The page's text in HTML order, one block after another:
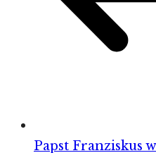
Papst Franziskus